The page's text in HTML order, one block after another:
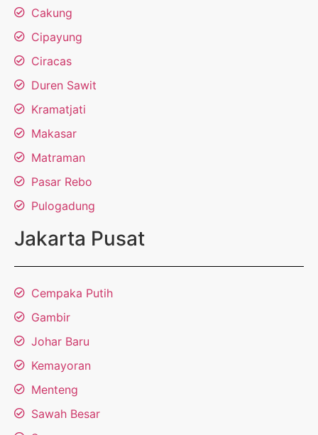
Cakung
Cipayung
Ciracas
Duren Sawit
Kramatjati
Makasar
Matraman
Pasar Rebo
Pulogadung
Jakarta Pusat
Cempaka Putih
Gambir
Johar Baru
Kemayoran
Menteng
Sawah Besar